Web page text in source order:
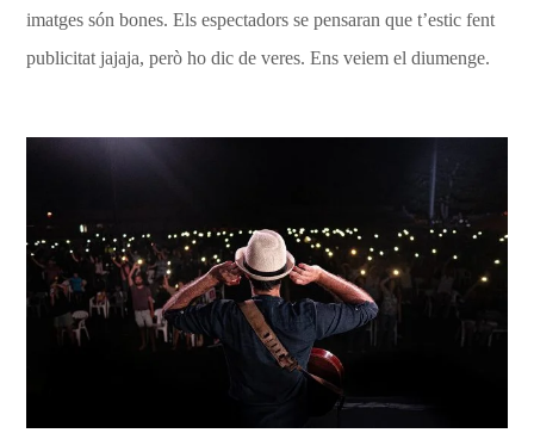
imatges són bones. Els espectadors se pensaran que t’estic fent
publicitat jajaja, però ho dic de veres. Ens veiem el diumenge.